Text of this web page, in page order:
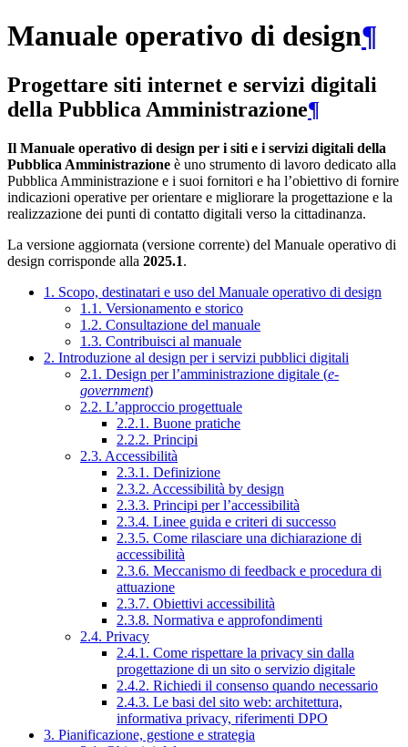
Manuale operativo di design¶
Progettare siti internet e servizi digitali
della Pubblica Amministrazione¶
Il Manuale operativo di design per i siti e i servizi digitali della
Pubblica Amministrazione è uno strumento di lavoro dedicato alla
Pubblica Amministrazione e i suoi fornitori e ha l’obiettivo di fornire
indicazioni operative per orientare e migliorare la progettazione e la
realizzazione dei punti di contatto digitali verso la cittadinanza.
La versione aggiornata (versione corrente) del Manuale operativo di
design corrisponde alla 2025.1.
1. Scopo, destinatari e uso del Manuale operativo di design
1.1. Versionamento e storico
1.2. Consultazione del manuale
1.3. Contribuisci al manuale
2. Introduzione al design per i servizi pubblici digitali
2.1. Design per l’amministrazione digitale (e-
government)
2.2. L’approccio progettuale
2.2.1. Buone pratiche
2.2.2. Principi
2.3. Accessibilità
2.3.1. Definizione
2.3.2. Accessibilità by design
2.3.3. Principi per l’accessibilità
2.3.4. Linee guida e criteri di successo
2.3.5. Come rilasciare una dichiarazione di
accessibilità
2.3.6. Meccanismo di feedback e procedura di
attuazione
2.3.7. Obiettivi accessibilità
2.3.8. Normativa e approfondimenti
2.4. Privacy
2.4.1. Come rispettare la privacy sin dalla
progettazione di un sito o servizio digitale
2.4.2. Richiedi il consenso quando necessario
2.4.3. Le basi del sito web: architettura,
informativa privacy, riferimenti DPO
3. Pianificazione, gestione e strategia